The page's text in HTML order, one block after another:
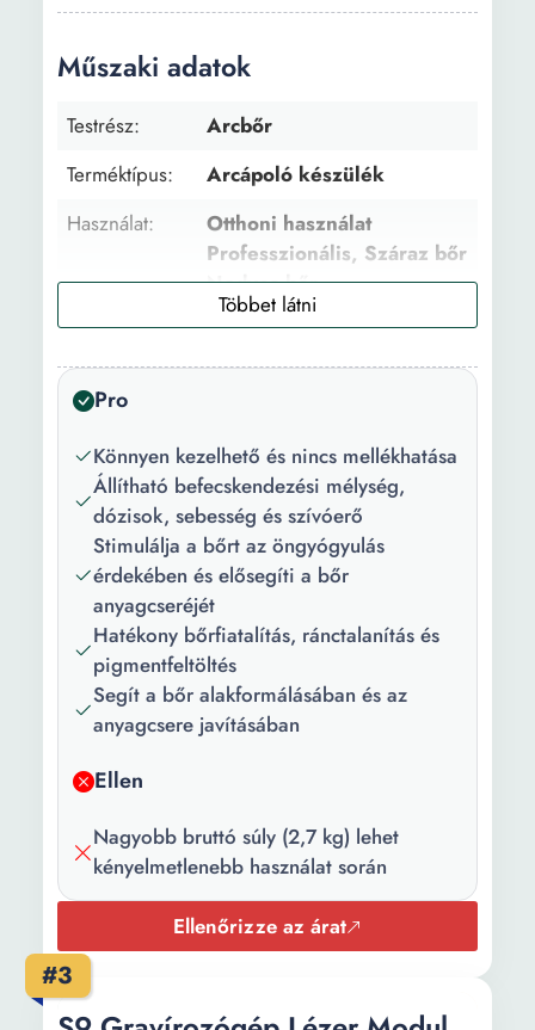
Műszaki adatok
Testrész:
Arcbőr
Terméktípus:
Arcápoló készülék
Használat:
Otthoni használat
Professzionális, Száraz bőr
Nedves bőr
Arcbőr típus:
Zsíros Vegyes
Tökéletlenségekkel
Arckezelés
Meghajtó
típusa:
Lézer
Főbb
jellemzők:
Ionizáló
Fejek száma:
1
Szín:
Fehér
Csomag
tartalma:
1 db tartódoboz
Teljesítmény:
5 W
szint:
5
Tápellátás
Hálózati
Pro
Könnyen kezelhető és nincs mellékhatása
Állítható befecskendezési mélység,
dózisok, sebesség és szívóerő
Stimulálja a bőrt az öngyógyulás
érdekében és elősegíti a bőr
anyagcseréjét
Hatékony bőrfiatalítás, ránctalanítás és
pigmentfeltöltés
Segít a bőr alakformálásában és az
anyagcsere javításában
Ellen
Nagyobb bruttó súly (2,7 kg) lehet
kényelmetlenebb használat során
Ellenőrizze az árat
#3